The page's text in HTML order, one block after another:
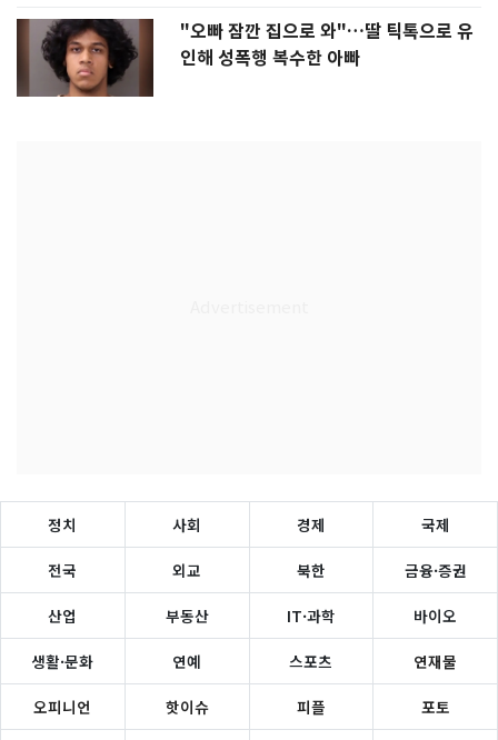
"오빠 잠깐 집으로 와"…딸 틱톡으로 유
인해 성폭행 복수한 아빠
정치 사회 경제 국제
전국 외교 북한 금융·증권
산업 부동산 IT·과학 바이오
생활·문화 연예 스포츠 연재물
오피니언 핫이슈 피플 포토